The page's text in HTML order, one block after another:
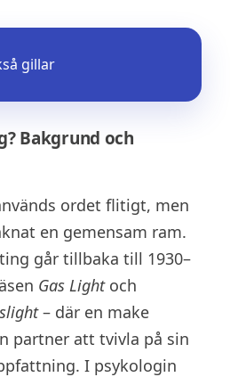
gillar
Bakgrund och
ordet flitigt, men
en gemensam ram.
går tillbaka till 1930–
Gas Lightoch
– där en make
partner att tvivla på sin
I psykologin